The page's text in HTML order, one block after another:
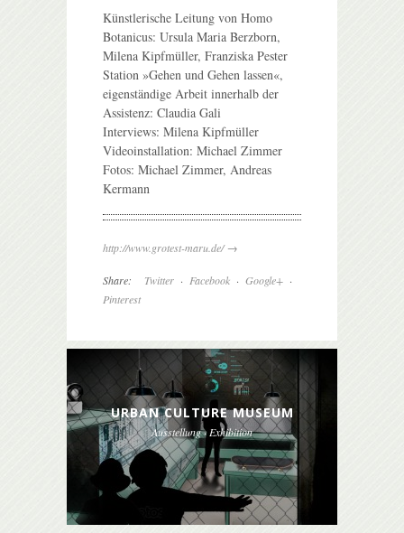
Künstlerische Leitung von Homo
Botanicus: Ursula Maria Berzborn,
Milena Kipfmüller, Franziska Pester
Station »Gehen und Gehen lassen«,
eigenständige Arbeit innerhalb der
Assistenz: Claudia Gali
Interviews: Milena Kipfmüller
Videoinstallation: Michael Zimmer
Fotos: Michael Zimmer, Andreas
Kermann
http://www.grotest-maru.de/→
Share: Twitter · Facebook · Google+ ·
Pinterest
URBAN CULTURE MUSEUM
Ausstellung · Exhibition